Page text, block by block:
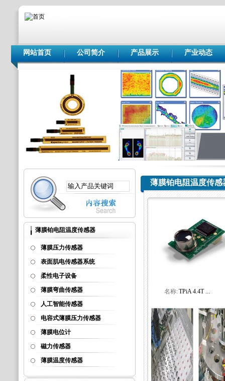
网站首页 公司简介 产品展示 产业动态
薄膜铂电阻温度传感器
薄膜压力传感器
表面肌电传感器系统
柔性电子设备
薄膜弯曲传感器
人工智能传感器
电容式薄膜压力传感器
薄膜电位计
磁力传感器
薄膜温度传感器
薄膜铂电阻温度传感
名称:TPiA 4.4T ...